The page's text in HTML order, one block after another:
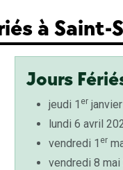
à Saint-
Jours
jeudi 1 er
lundi 6 avril
vendredi 1 er
vendredi 8 mai